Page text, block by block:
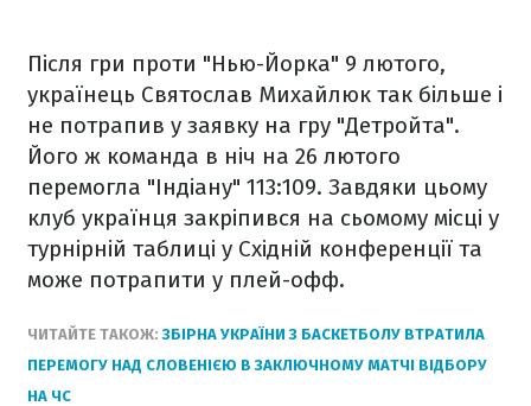
Після гри проти "Нью-Йорка" 9 лютого,
українець Святослав Михайлюк так більше і
не потрапив у заявку на гру "Детройта".
Його ж команда в ніч на 26 лютого
перемогла "Індіану" 113:109. Завдяки цьому
клуб українця закріпився на сьомому місці у
турнірній таблиці у Східній конференції та
може потрапити у плей-офф.
ЧИТАЙТЕ ТАКОЖ:ЗБІРНА УКРАЇНИ З БАСКЕТБОЛУ ВТРАТИЛА
ПЕРЕМОГУ НАД СЛОВЕНІЄЮ В ЗАКЛЮЧНОМУ МАТЧІ ВІДБОРУ
НА ЧС